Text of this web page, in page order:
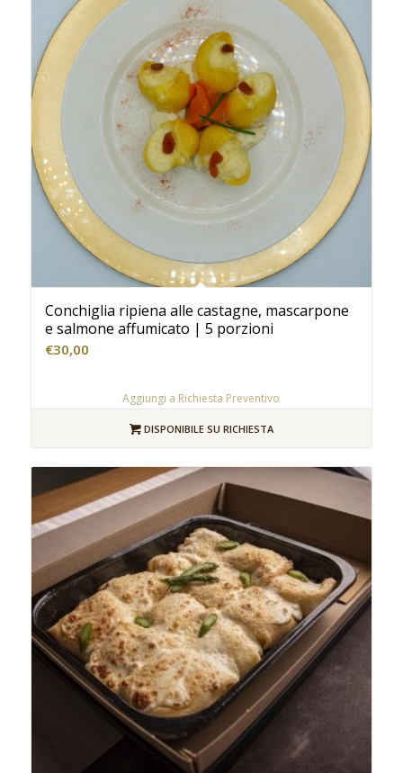
Conchiglia ripiena alle castagne, mascarpone
e salmone affumicato | 5 porzioni
€30,00
Aggiungi a Richiesta Preventivo
DISPONIBILE SU RICHIESTA